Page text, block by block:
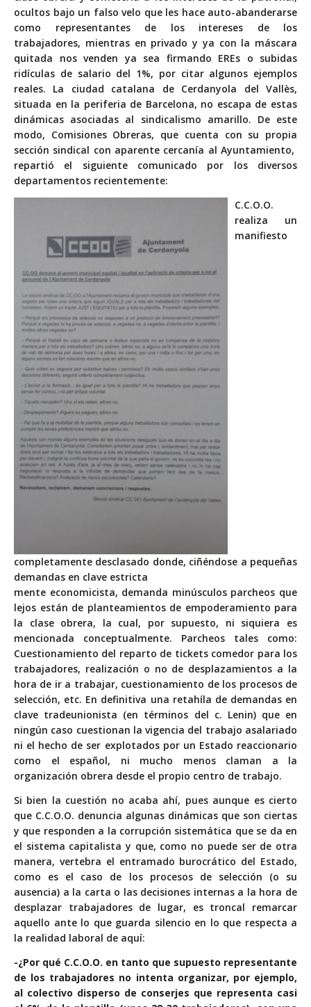
ocultos bajo un falso velo que les hace auto-abanderarse
como representantes de los intereses de los
trabajadores, mientras en privado y ya con la máscara
quitada nos venden ya sea firmando EREs o subidas
ridículas de salario del 1%, por citar algunos ejemplos
reales. La ciudad catalana de Cerdanyola del Vallès,
situada en la periferia de Barcelona, no escapa de estas
dinámicas asociadas al sindicalismo amarillo. De este
modo, Comisiones Obreras, que cuenta con su propia
sección sindical con aparente cercanía al Ayuntamiento,
repartió el siguiente comunicado por los diversos
departamentos recientemente:
C.C.O.O.
realiza un
manifiesto
completamente desclasado donde, ciñéndose a pequeñas
demandas en clave estricta
mente economicista, demanda minúsculos parcheos que
lejos están de planteamientos de empoderamiento para
la clase obrera, la cual, por supuesto, ni siquiera es
mencionada conceptualmente. Parcheos tales como:
Cuestionamiento del reparto de tickets comedor para los
trabajadores, realización o no de desplazamientos a la
hora de ir a trabajar, cuestionamiento de los procesos de
selección, etc. En definitiva una retahíla de demandas en
clave tradeunionista (en términos del c. Lenin) que en
ningún caso cuestionan la vigencia del trabajo asalariado
ni el hecho de ser explotados por un Estado reaccionario
como el español, ni mucho menos claman a la
organización obrera desde el propio centro de trabajo.
Si bien la cuestión no acaba ahí, pues aunque es cierto
que C.C.O.O. denuncia algunas dinámicas que son ciertas
y que responden a la corrupción sistemática que se da en
el sistema capitalista y que, como no puede ser de otra
manera, vertebra el entramado burocrático del Estado,
como es el caso de los procesos de selección (o su
ausencia) a la carta o las decisiones internas a la hora de
desplazar trabajadores de lugar, es troncal remarcar
aquello ante lo que guarda silencio en lo que respecta a
la realidad laboral de aquí:
-¿Por qué C.C.O.O. en tanto que supuesto representante
de los trabajadores no intenta organizar, por ejemplo,
al colectivo disperso de conserjes que representa casi